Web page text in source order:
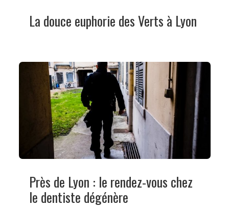
La douce euphorie des Verts à Lyon
Près de Lyon : le rendez-vous chez
le dentiste dégénère